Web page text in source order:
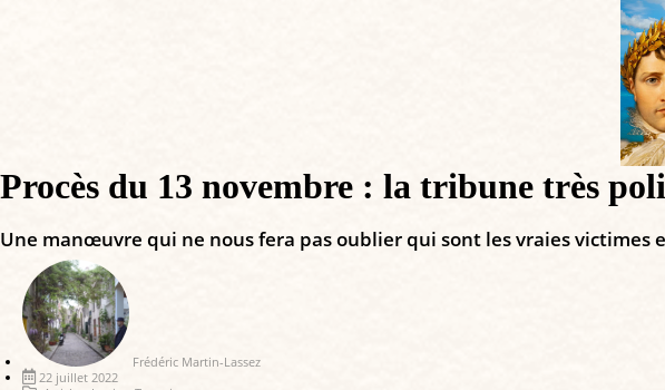
Procès du 13 novembre : la tribune très
Une manœuvre qui ne nous fera pas oublier qui sont les vraies victimes
Frédéric Martin-Lassez
22 juillet 2022